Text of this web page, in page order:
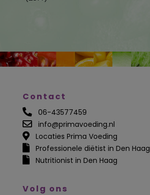
Contact
06-43577459
info@primavoeding.nl
Locaties Prima Voeding
Professionele diëtist in Den Haag
Nutritionist in Den Haag
Volg ons